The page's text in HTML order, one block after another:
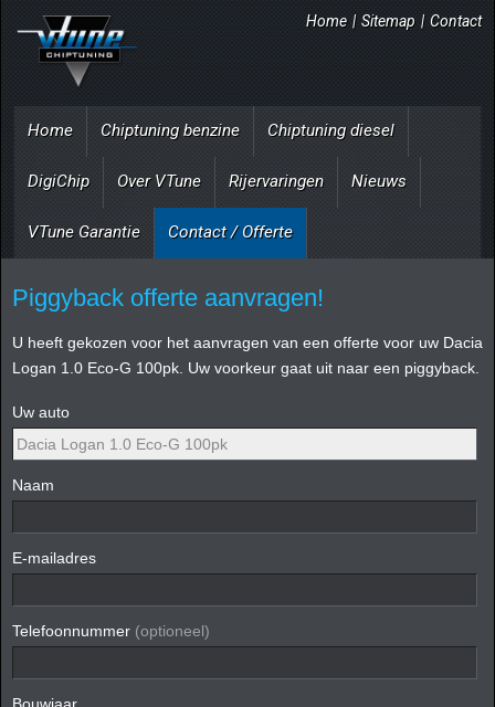
Home | Sitemap | Contact
Home Chiptuning benzine Chiptuning diesel
DigiChip Over VTune Rijervaringen Nieuws
VTune Garantie Contact / Offerte
Piggyback offerte aanvragen!
U heeft gekozen voor het aanvragen van een offerte voor uw Dacia
Logan 1.0 Eco-G 100pk. Uw voorkeur gaat uit naar een piggyback.
Uw auto
Naam
E-mailadres
Telefoonnummer (optioneel)